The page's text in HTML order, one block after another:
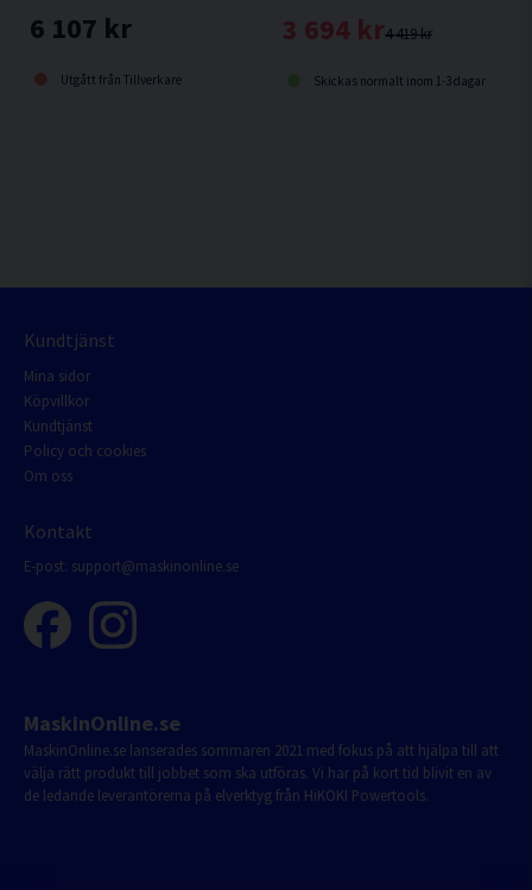
6 107 kr
Utgått från Tillverkare
4 419 kr
3 694 kr
Skickas normalt inom 1-3 dagar
Kundtjänst
Mina sidor
Köpvillkor
Kundtjänst
Policy och cookies
Om oss
Kontakt
E-post: support@maskinonline.se
MaskinOnline.se
MaskinOnline.se lanserades sommaren 2021 med fokus på att hjälpa till att
välja rätt produkt till jobbet som ska utföras. Vi har på kort tid blivit en av
de ledande leverantörerna på elverktyg från HiKOKI Powertools.